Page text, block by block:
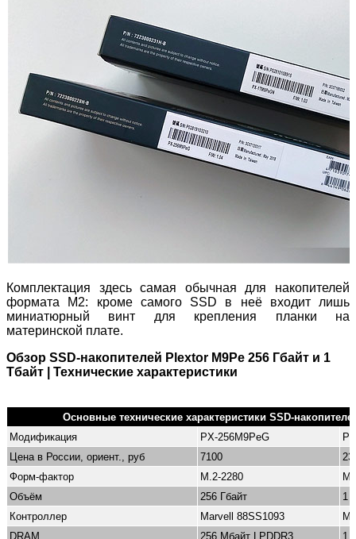
Комплектация здесь самая обычная для накопителей
формата M2: кроме самого SSD в неё входит лишь
миниатюрный винт для крепления планки на
материнской плате.
Обзор SSD-накопителей Plextor M9Pe 256 Гбайт и 1
Тбайт | Технические характеристики
Основные технические характеристики SSD-
Модификация
PX-256M9PeG
Цена в России, ориент., руб
7100
Форм-фактор
M.2-2280
Объём
256 Гбайт
1
Контроллер
Marvell 88SS1093
DRAM
256 Мбайт LPDDR3 1